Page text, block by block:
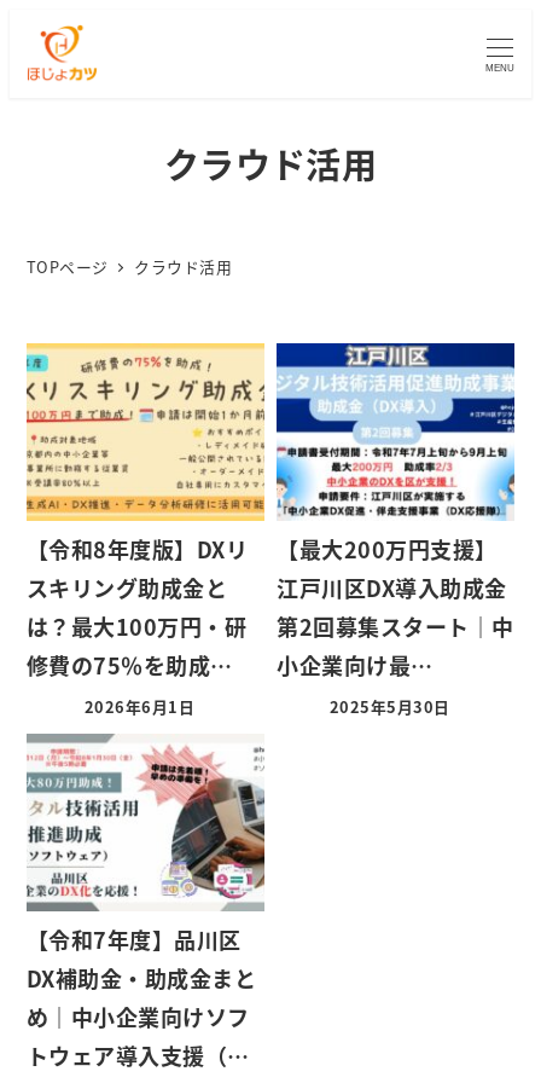
MENU
クラウド活用
TOPページ クラウド活用
【令和8年度版】DXリ
スキリング助成金と
は？最大100万円・研
修費の75％を助成…
2026年6月1日
【最大200万円支援】
江戸川区DX導入助成金
第2回募集スタート｜中
小企業向け最…
2025年5月30日
【令和7年度】品川区
DX補助金・助成金まと
め｜中小企業向けソフ
トウェア導入支援（…